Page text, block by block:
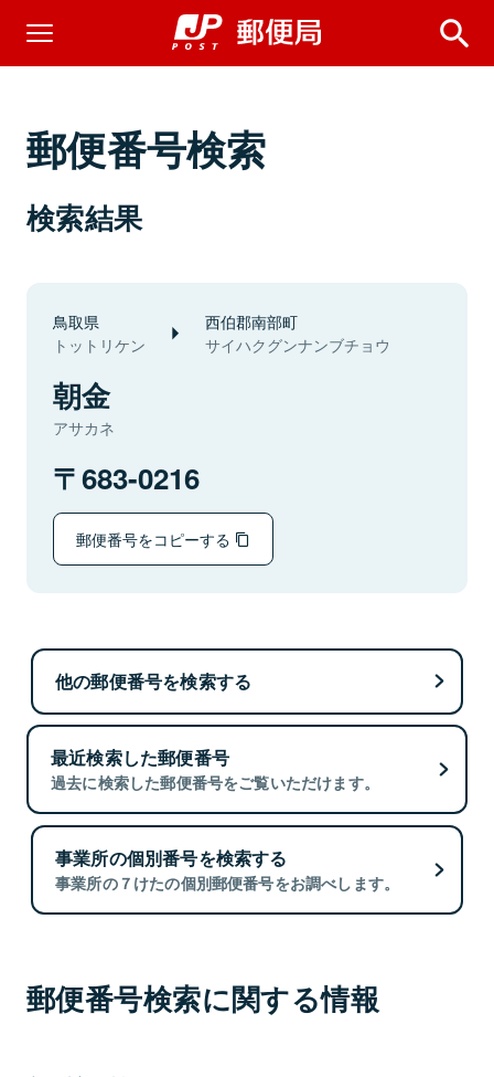
郵便番号検索
検索結果
鳥取県
トットリケン
西伯郡南部町
サイハクグンナンブチョウ
朝金
アサカネ
683-0216
郵便番号をコピーする
他の郵便番号を検索する
最近検索した郵便番号
過去に検索した郵便番号をご覧いただけます。
事業所の個別番号を検索する
事業所の７けたの個別郵便番号をお調べします。
郵便番号検索に関する情報